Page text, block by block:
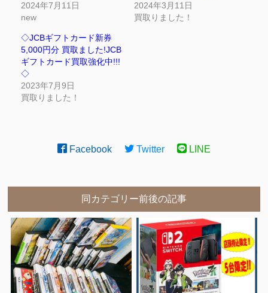
2024年7月11日
new
2024年3月11日
買取りました！
◇JCBギフトカード新券
5,000円分 買取ました!JCB
ギフトカード買取強化中!!!
◇
2023年7月9日
買取りました！
Facebook Twitter LINE
同カテゴリー前後の記事